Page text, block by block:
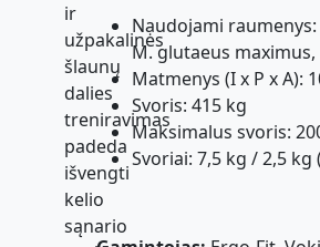
Naudojami
M. glutaeus
Matmenys (I x P x A):
Svoris: 415 kg
Maksimalus svoris:
Svoriai: 7,5 kg / 2,5 kg
ir
užpakalinės
šlaunų
dalies
treniravimas
padeda
išvengti
kelio
sąnario